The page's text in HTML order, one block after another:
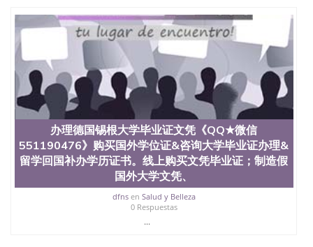
（San Jose State University）澳洲读书未毕业找人做
文凭学位qq微信551190476澳洲读CQU中央昆士兰大
学学历 绩单购买学位证书/澳洲读本科硕士做文凭/购
买澳洲大学毕业证成绩单假文凭学历
offieUniversityofSouthernQueensland 澳洲读书未毕
业找人做文凭学位qq微信551190476澳洲读CQU中央
昆士兰大学学历成绩单购买学位证书/澳洲读本科硕
士做文凭/购买澳洲大学毕业证成绩单假文凭学历办
理不来梅大学毕业证文凭《QQ★微信551190476》购
买国外学位证&咨询大学毕业证办理&留学回国补办学
历证书。线上购买文凭毕业证；制造假国外大学文
凭、肆业证、毕业公证、毕业证明书、结业证、录取
通知书、Offer、在读证明、雅思托福成绩单 Uni
办理德国锡根大学毕业证文凭《QQ★微信
551190476》购买国外学位证&咨询大学毕业证办理&
留学回国补办学历证书。线上购买文凭毕业证；制造假
国外大学文凭、
dfnsen Salud y Belleza
0 Respuestas
...